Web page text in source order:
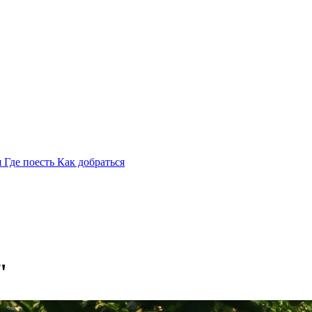
Где поесть Как добраться